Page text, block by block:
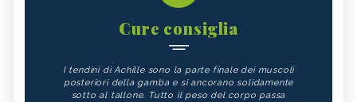
Cure consiglia
I tendini di Achille sono la parte finale dei muscoli
posteriori della gamba e si ancorano solidamente
sotto al tallone. Tutto il peso del corpo passa